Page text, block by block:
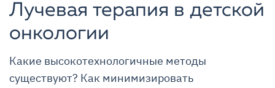
Лучевая терапия в детской
онкологии
Какие высокотехнологичные методы
существуют? Как минимизировать